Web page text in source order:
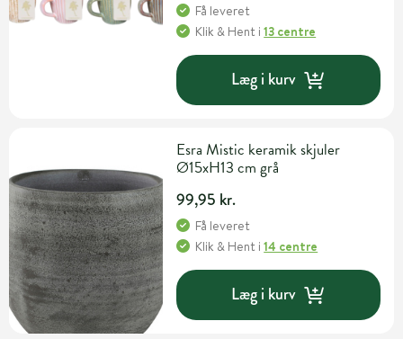
Få leveret
Klik & Hent i13 centre
Læg i kurv
Esra Mistic keramik skjuler
Ø15xH13 cm grå
99,95 kr.
Få leveret
Klik & Hent i14 centre
Læg i kurv